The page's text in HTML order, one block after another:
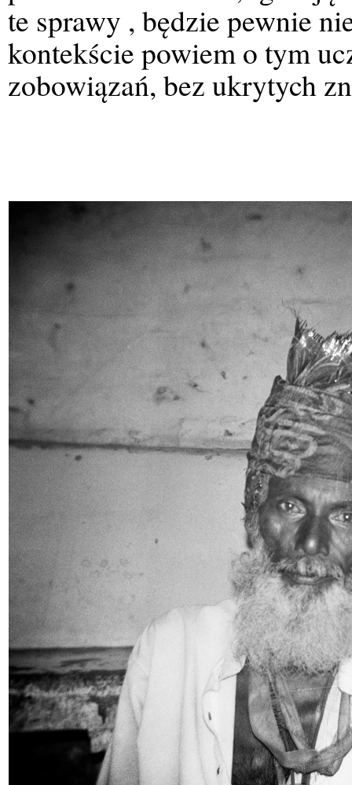
te sprawy , będzie pewnie
kontekście powiem o tym
zobowiązań, bez ukrytych